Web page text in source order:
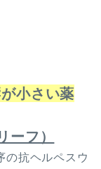
小さい薬
フ）
の抗ヘルペスウ